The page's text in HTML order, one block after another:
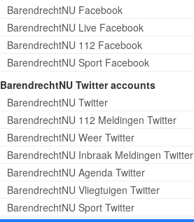
BarendrechtNU Facebook
BarendrechtNU Live Facebook
BarendrechtNU 112 Facebook
BarendrechtNU Sport Facebook
BarendrechtNU Twitter accounts
BarendrechtNU Twitter
BarendrechtNU 112 Meldingen Twitter
BarendrechtNU Weer Twitter
BarendrechtNU Inbraak Meldingen Twitter
BarendrechtNU Agenda Twitter
BarendrechtNU Vliegtuigen Twitter
BarendrechtNU Sport Twitter